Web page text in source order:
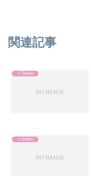
関連記事
☆Salon
☆Salon